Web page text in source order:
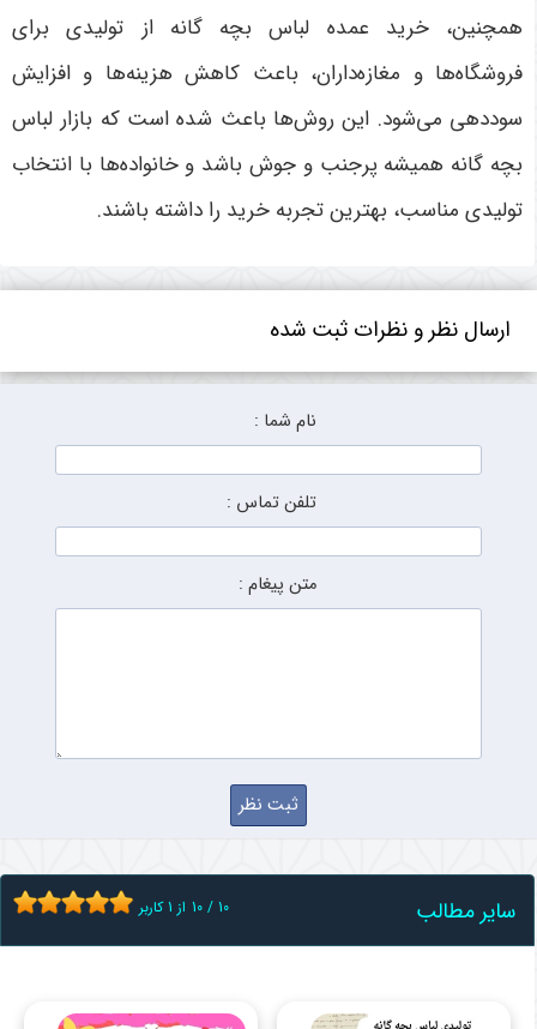
همچنین، خرید عمده لباس بچه گانه از تولیدی برای
فروشگاه‌ها و مغازه‌داران، باعث کاهش هزینه‌ها و افزایش
سوددهی می‌شود. این روش‌ها باعث شده است که بازار لباس
بچه گانه همیشه پرجنب و جوش باشد و خانواده‌ها با انتخاب
تولیدی مناسب، بهترین تجربه خرید را داشته باشند.
ارسال نظر و نظرات ثبت شده
نام شما :
تلفن تماس :
متن پیغام :
سایر مطالب 10 / 10 از 1کاربر